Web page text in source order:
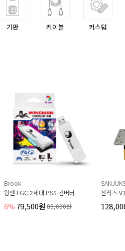
기판 케이블 커스텀
Brook
윙맨 FGC 2세대 PS5 컨버터
6%79,500원 85,000원
산적스